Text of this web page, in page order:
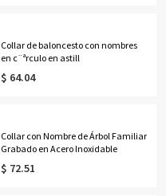
Collar de baloncesto con nombres
en c¨ªrculo en astill
$ 64.04
Collar con Nombre de Árbol Familiar
Grabado en Acero Inoxidable
$ 72.51